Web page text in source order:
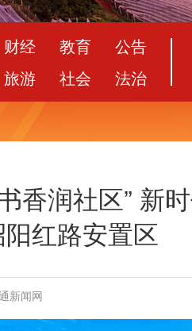
财经 教育
公告
旅游
社会 法治
香润社区” 新
红路安置区
新闻网